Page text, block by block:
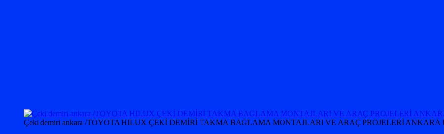
Çeki demiri ankara /TOYOTA HILUX ÇEKİ DEMİRİ TAKMA BAGLAMA MONTAJLARI VE ARAÇ PROJELERİ ANKARA